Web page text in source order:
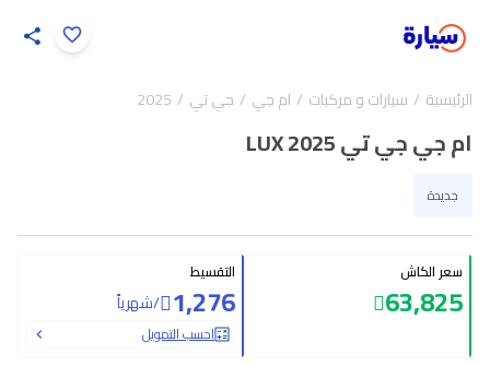
الرئيسية سيارات و مركبات ام جي جي تي 2025
ام جي جي تي LUX 2025
جديدة
سعر الكاش
63,825
التقسيط
1,276
/شهرياً
احسب التمويل